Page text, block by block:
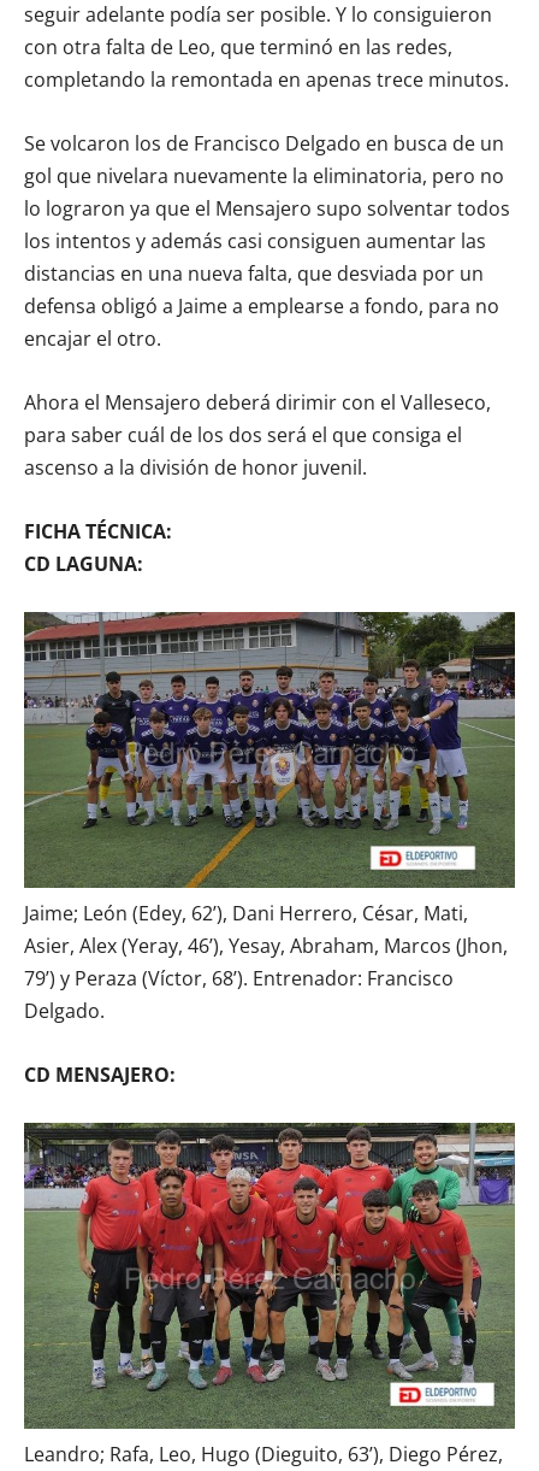
seguir adelante podía ser posible. Y lo consiguieron
con otra falta de Leo, que terminó en las redes,
completando la remontada en apenas trece minutos.
Se volcaron los de Francisco Delgado en busca de un
gol que nivelara nuevamente la eliminatoria, pero no
lo lograron ya que el Mensajero supo solventar todos
los intentos y además casi consiguen aumentar las
distancias en una nueva falta, que desviada por un
defensa obligó a Jaime a emplearse a fondo, para no
encajar el otro.
Ahora el Mensajero deberá dirimir con el Valleseco,
para saber cuál de los dos será el que consiga el
ascenso a la división de honor juvenil.
FICHA TÉCNICA:
CD LAGUNA:
Jaime; León (Edey, 62’), Dani Herrero, César, Mati,
Asier, Alex (Yeray, 46’), Yesay, Abraham, Marcos (Jhon,
79’) y Peraza (Víctor, 68’). Entrenador: Francisco
Delgado.
CD MENSAJERO:
Leandro; Rafa, Leo, Hugo (Dieguito, 63’), Diego Pérez,